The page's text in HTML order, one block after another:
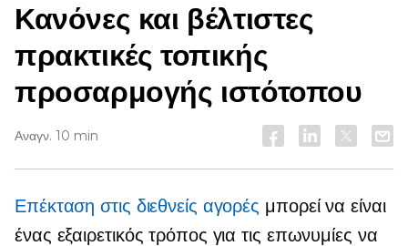
Κανόνες και βέλτιστες
πρακτικές τοπικής
προσαρμογής ιστότοπου
Αναγν. 10 min
Επέκταση στις διεθνείς αγορές μπορεί να είναι
ένας εξαιρετικός τρόπος για τις επωνυμίες να